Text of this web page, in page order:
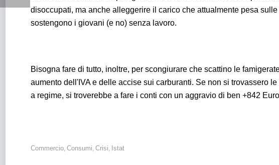
disoccupati, ma anche alleggerire il carico che attualmente pesa
sostengono i giovani (e no) senza lavoro.
Bisogna fare di tutto, inoltre, per scongiurare che scattino le
aumento dell'IVA e delle accise sui carburanti. Se non si trovassero
a regime, si troverebbe a fare i conti con un aggravio di ben +842
Commercio, Consumi, Crisi, Istat